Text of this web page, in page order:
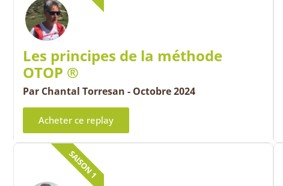
Les principes de la méthode
OTOP ®
Par Chantal Torresan - Octobre 2024
Acheter ce replay
SAISON 1